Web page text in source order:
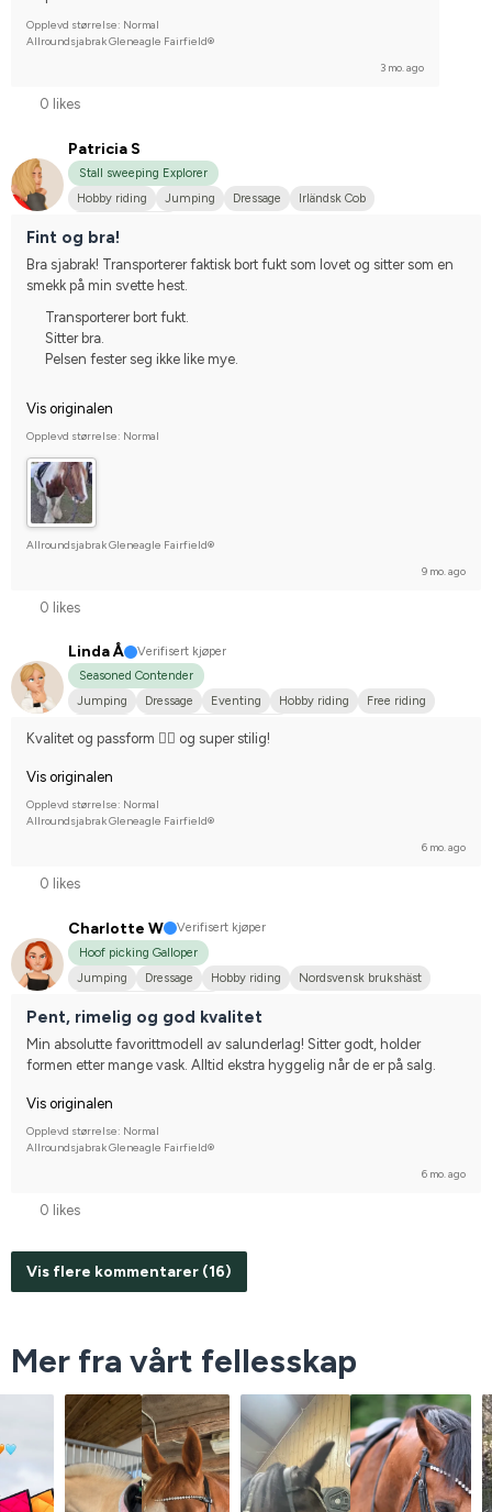
Opplevd størrelse: Normal
Allroundsjabrak Gleneagle Fairfield®
3 mo. ago
0 likes
Patricia S
Stall sweeping Explorer
Hobby riding
Jumping Dressage
Irländsk Cob
Fint og bra!
Bra sjabrak! Transporterer faktisk bort fukt som lovet og sitter som en
smekk på min svette hest.
Transporterer bort fukt.
Sitter bra.
Pelsen fester seg ikke like mye.
Vis originalen
Opplevd størrelse: Normal
Allroundsjabrak Gleneagle Fairfield®
9 mo. ago
0 likes
Linda Å
Verifisert kjøper
Seasoned Contender
Jumping
Dressage Eventing Hobby riding
Free riding
Kvalitet og passform 👌🏼 og super stilig!
Vis originalen
Opplevd størrelse: Normal
Allroundsjabrak Gleneagle Fairfield®
6 mo. ago
0 likes
Charlotte W
Verifisert kjøper
Hoof picking Galloper
Jumping
Dressage Hobby riding
Nordsvensk brukshäst
Pent, rimelig og god kvalitet
Min absolutte favorittmodell av salunderlag! Sitter godt, holder
formen etter mange vask. Alltid ekstra hyggelig når de er på salg.
Vis originalen
Opplevd størrelse: Normal
Allroundsjabrak Gleneagle Fairfield®
6 mo. ago
0 likes
Vis flere kommentarer (16)
Mer fra vårt fellesskap